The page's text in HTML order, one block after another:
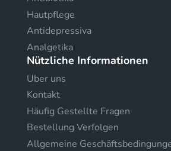
Hautpflege
Antidepressiva
Analgetika
Nützliche Informationen
Uber uns
Kontakt
Häufig Gestellte Fragen
Bestellung Verfolgen
Allgemeine